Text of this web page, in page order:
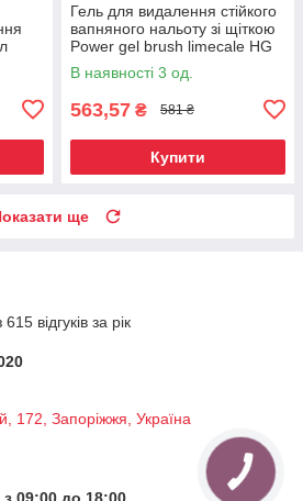
Гель для видалення стійкого
вапняного нальоту зі щіткою
Power gel brush limecale HG
250 мл
В наявності 3 од.
563,57 ₴ 581 ₴
Купити
ще
відгуків за рік
172, Запоріжжя, Україна